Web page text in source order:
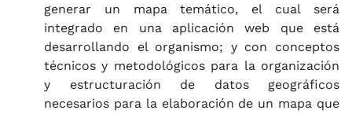
generar un mapa temático, el cual será
integrado en una aplicación web que está
desarrollando el organismo; y con conceptos
técnicos y metodológicos para la organización
y estructuración de datos geográficos
necesarios para la elaboración de un mapa que